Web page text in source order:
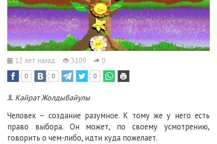
12 лет назад 3109 0
0 0 0
Кайрат Жолдыбайулы
Человек – создание разумное. К тому же у него есть
право выбора. Он может, по своему усмотрению,
говорить о чем-либо, идти куда пожелает.